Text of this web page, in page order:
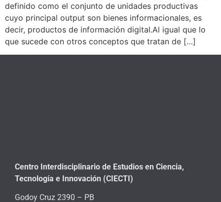
definido como el conjunto de unidades productivas
cuyo principal output son bienes informacionales, es
decir, productos de información digital.Al igual que lo
que sucede con otros conceptos que tratan de […]
Centro Interdisciplinario de Estudios en Ciencia,
Tecnología e Innovación (CIECTI)
Godoy Cruz 2390 – PB